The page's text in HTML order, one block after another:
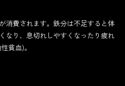
消費されます。鉄分は不足すると体
なり、息切れしやすくなったり疲れ
貧血)。